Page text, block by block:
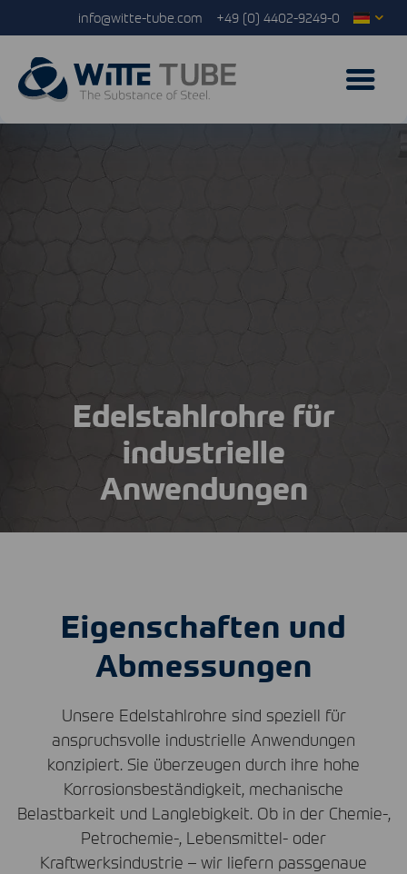
info@witte-tube.com +49 (0) 4402-9249-0
Edelstahlrohre für
industrielle
Anwendungen
Eigenschaften und
Abmessungen
Unsere Edelstahlrohre sind speziell für
anspruchsvolle industrielle Anwendungen
konzipiert. Sie überzeugen durch ihre hohe
Korrosionsbeständigkeit, mechanische
Belastbarkeit und Langlebigkeit. Ob in der Chemie-,
Petrochemie-, Lebensmittel- oder
Kraftwerksindustrie – wir liefern passgenaue